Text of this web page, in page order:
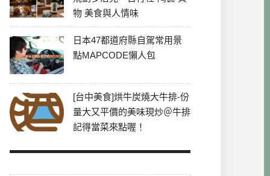
物 美食與人情味
日本47都道府縣自駕常用景
點MAPCODE懶人包
[台中美食]烘牛炭燒大牛排-份
量大又平價的美味現炒＠牛排
記得當菜來點喔！